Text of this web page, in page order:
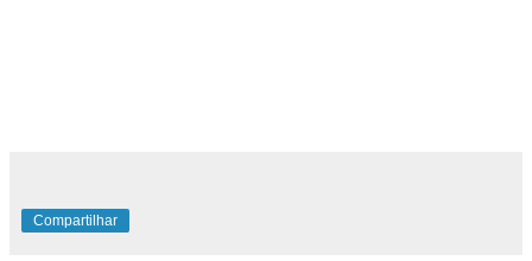
Compartilhar